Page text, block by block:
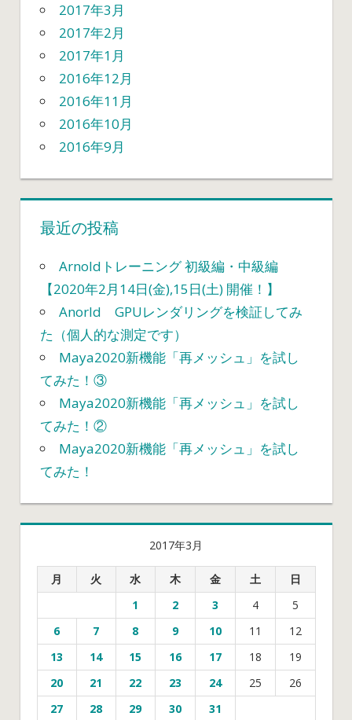
2017年3月
2017年2月
2017年1月
2016年12月
2016年11月
2016年10月
2016年9月
最近の投稿
Arnoldトレーニング 初級編・中級編
【2020年2月14日(金),15日(土) 開催！】
Anorld GPUレンダリングを検証してみ
た（個人的な測定です）
Maya2020新機能「再メッシュ」を試し
てみた！③
Maya2020新機能「再メッシュ」を試し
てみた！②
Maya2020新機能「再メッシュ」を試し
てみた！
2017年3月
月 火 水 木 金 土
日
1
2 3 4
5
6
7 8 9 10 11
12
13
14 15 16 17 18
19
20
21 22 23 24 25
26
27
28 29 30 31